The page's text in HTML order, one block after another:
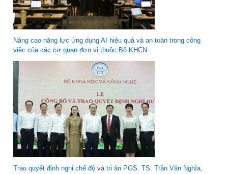
Nâng cao năng lực ứng dụng AI hiệu quả và an toàn trong công
việc của các cơ quan đơn vị thuộc Bộ KHCN
Trao quyết định nghỉ chế độ và tri ân PGS. TS. Trần Văn Nghĩa,